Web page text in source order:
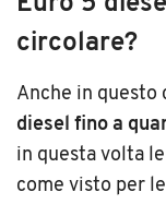
circolare?
Anche in questo
diesel fino a
in questa volta
come visto per